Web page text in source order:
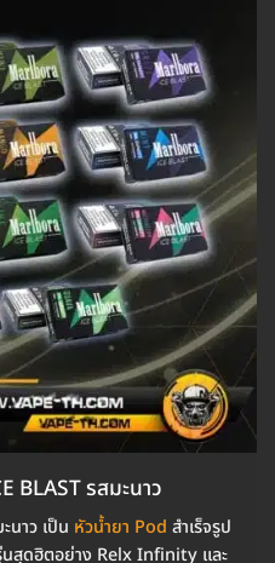
BLAST รสมะนาว
นาว เป็น หัวน้ำยา Pod สำเร็จรูป
นสุดฮิตอย่าง Relx Infinity และ